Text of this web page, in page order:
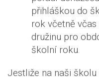
přihláškou do
rok včetně
družinu pro
školní roku.
Jestliže na naši